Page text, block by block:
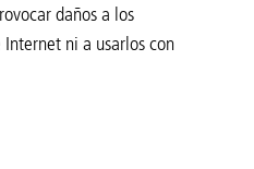
daños a los
ni a usarlos con